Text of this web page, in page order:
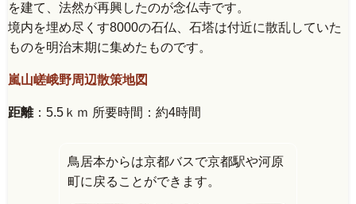
を建て、法然が再興したのが念仏寺です。
境内を埋め尽くす8000の石仏、石塔は付近に散乱していた
ものを明治末期に集めたものです。
嵐山嵯峨野周辺散策地図
距離：5.5ｋｍ 所要時間：約4時間
鳥居本からは京都バスで京都駅や河原
町に戻ることができます。